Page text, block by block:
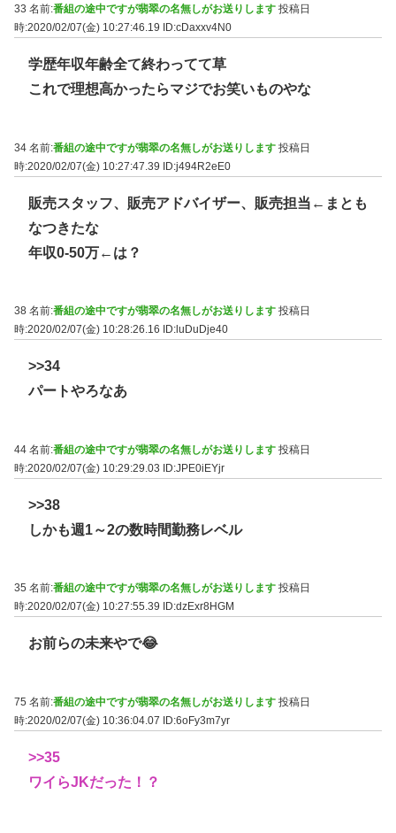
33 名前:番組の途中ですが翡翠の名無しがお送りします 投稿日
時:2020/02/07(金) 10:27:46.19
ID:cDaxxv4N0
学歴年収年齢全て終わってて草
これで理想高かったらマジでお笑いものやな
34 名前:番組の途中ですが翡翠の名無しがお送りします 投稿日
時:2020/02/07(金) 10:27:47.39 ID:j494R2eE0
販売スタッフ、販売アドバイザー、販売担当←まとも
なつきたな
年収0-50万←は？
38 名前:番組の途中ですが翡翠の名無しがお送りします 投稿日
時:2020/02/07(金) 10:28:26.16
ID:luDuDje40
>>34
パートやろなあ
44 名前:番組の途中ですが翡翠の名無しがお送りします 投稿日
時:2020/02/07(金) 10:29:29.03 ID:JPE0iEYjr
>>38
しかも週1～2の数時間勤務レベル
35 名前:番組の途中ですが翡翠の名無しがお送りします 投稿日
時:2020/02/07(金) 10:27:55.39
ID:dzExr8HGM
お前らの未来やで😂
75 名前:番組の途中ですが翡翠の名無しがお送りします 投稿日
時:2020/02/07(金) 10:36:04.07
ID:6oFy3m7yr
>>35
ワイらJKだった！？